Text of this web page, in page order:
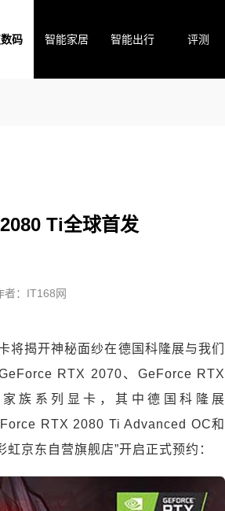
码 智能家居 智能出行 评测
Ti全球首发
者：IT168网
揭开神秘面纱在德国科隆展与我们
RTX 2070、GeForce RTX
家族系列显卡，其中德国科隆展
RTX 2080 Ti Advanced OC和
京东自营旗舰店”开启正式预约：